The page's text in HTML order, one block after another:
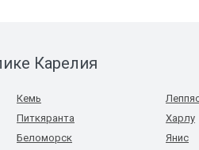
Карелия
Кемь
Питкяранта
Беломорск
Харлу
Янис